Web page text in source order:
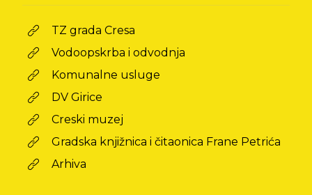
TZ grada Cresa
Vodoopskrba i odvodnja
Komunalne usluge
DV Girice
Creski muzej
Gradska knjižnica i čitaonica Frane Petrića
Arhiva